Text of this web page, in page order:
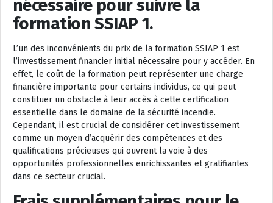
nécessaire pour suivre la
formation SSIAP 1.
L’un des inconvénients du prix de la formation SSIAP 1 est
l’investissement financier initial nécessaire pour y accéder. En
effet, le coût de la formation peut représenter une charge
financière importante pour certains individus, ce qui peut
constituer un obstacle à leur accès à cette certification
essentielle dans le domaine de la sécurité incendie.
Cependant, il est crucial de considérer cet investissement
comme un moyen d’acquérir des compétences et des
qualifications précieuses qui ouvrent la voie à des
opportunités professionnelles enrichissantes et gratifiantes
dans ce secteur crucial.